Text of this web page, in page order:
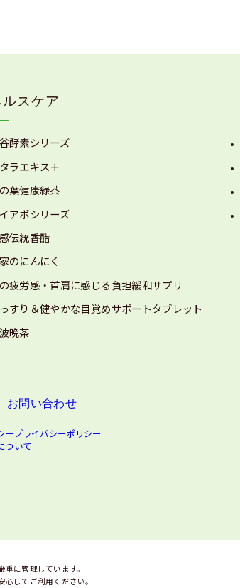
ルスケア
酵素シリーズ
ラエキス＋
葉健康緑茶
アポシリーズ
伝統香醋
のにんにく
疲労感・首肩に感じる負担緩和サプリ
すり＆健やかな目覚めサポートタブレット
晩茶
お問い合わせ
ープライバシーポリシー
ついて
に管理しています。
してご利用ください。